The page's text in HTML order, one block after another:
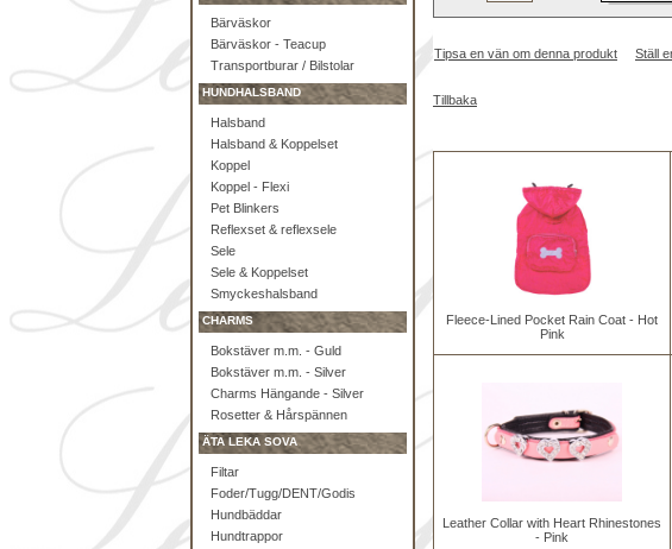
Bärväskor
Bärväskor - Teacup
Transportburar / Bilstolar
HUNDHALSBAND
Halsband
Halsband & Koppelset
Koppel
Koppel - Flexi
Pet Blinkers
Reflexset & reflexsele
Sele
Sele & Koppelset
Smyckeshalsband
CHARMS
Bokstäver m.m. - Guld
Bokstäver m.m. - Silver
Charms Hängande - Silver
Rosetter & Hårspännen
ÄTA LEKA SOVA
Filtar
Foder/Tugg/DENT/Godis
Hundbäddar
Hundtrappor
Tipsa en vän om denna produkt Ställ
Tillbaka
Fleece-Lined Pocket Rain Coat - Hot
Pink
Leather Collar with Heart Rhinestones
- Pink